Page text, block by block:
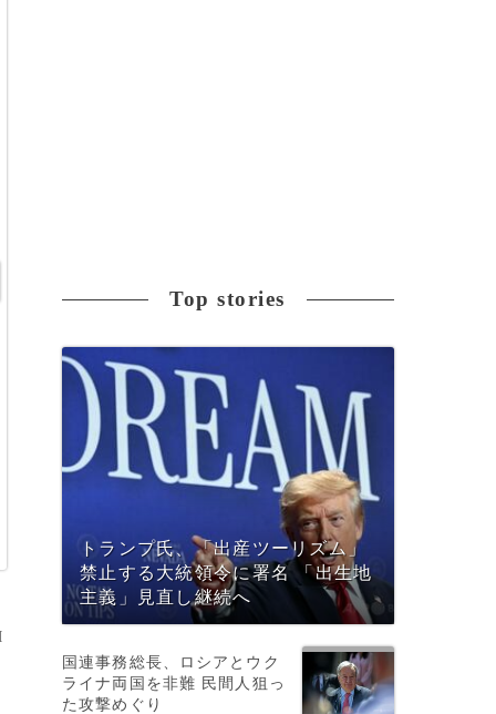
Top stories
トランプ氏、「出産ツーリズム」
禁止する大統領令に署名 「出生地
主義」見直し継続へ
国連事務総長、ロシアとウク
ライナ両国を非難 民間人狙っ
た攻撃めぐり